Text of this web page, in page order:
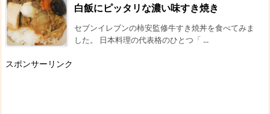
白飯にピッタリな濃い味すき焼き
セブンイレブンの柿安監修牛すき焼丼を食べてみま
した。 日本料理の代表格のひとつ「 ...
スポンサーリンク